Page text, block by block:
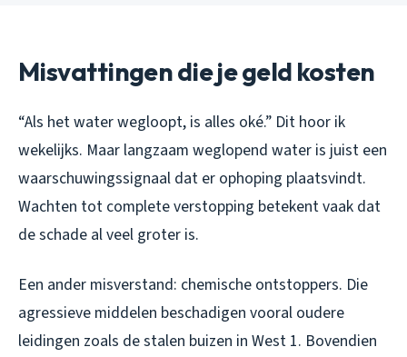
Misvattingen die je geld kosten
“Als het water wegloopt, is alles oké.” Dit hoor ik
wekelijks. Maar langzaam weglopend water is juist een
waarschuwingssignaal dat er ophoping plaatsvindt.
Wachten tot complete verstopping betekent vaak dat
de schade al veel groter is.
Een ander misverstand: chemische ontstoppers. Die
agressieve middelen beschadigen vooral oudere
leidingen zoals de stalen buizen in West 1. Bovendien